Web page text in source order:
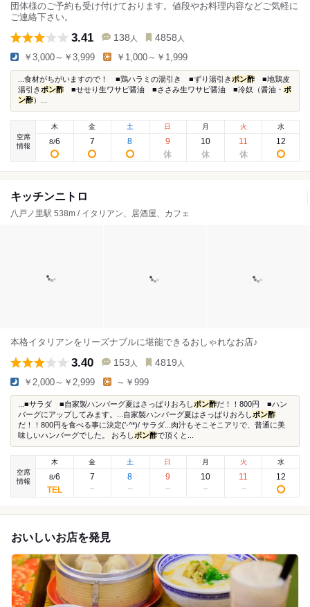
団体様のご予約も受け付けております。値段やお料理内容などご気軽に
ご連絡下さい。
3.41 138 人 4858 人
￥3,000～￥3,999 ￥1,000～￥1,999
...食材がちがいますので！ ■鶏ハラミの湯引き ■ずり湯引き ポン酢 ■地鶏皮
湯引き ポン酢 ■せせり生ワサビ醤油 ■ささみ生ワサビ醤油 ■冷奴（醤油・ ポ
ン酢）...
空席
情報
木
8/6
金
7
土
8
日
9
月
10
火
11
水
12
キッチンニトロ
八戸ノ里駅 538m / イタリアン、居酒屋、カフェ
本格イタリアンをリーズナブルに堪能できるおしゃれなお店♪
3.40 153 人 4819 人
￥2,000～￥2,999 ～￥999
...■サラダ ■自家製ハンバーグ夏はさっぱりおろし ポン酢だ！！800円 ■ハン
バーグにアップしてみます。...自家製ハンバーグ夏はさっぱりおろし ポン酢
だ！！800円を食べる事に決定('-^*)/ サラダ...肉汁もそこそこアリで、普通に美
味しいハンバーグでした。 おろし ポン酢で頂くと...
空席
情報
木
8/6
金
7
土
8
日
9
月
10
火
11
水
12
おいしいお店を発見